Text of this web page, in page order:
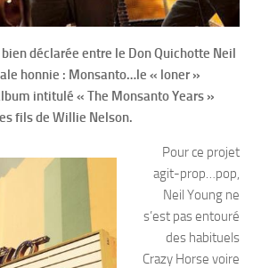
déclarée entre le Don Quichotte Neil
honnie : Monsanto…le « loner »
intitulé « The Monsanto Years »
fils de Willie Nelson.
Pour ce projet
agit-prop…pop,
Neil Young ne
s’est pas entouré
des habituels
Crazy Horse voire